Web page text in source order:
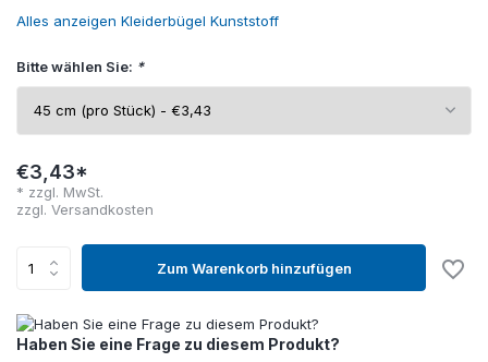
Alles anzeigen Kleiderbügel Kunststoff
Bitte wählen Sie: *
€3,43*
* zzgl. MwSt.
zzgl. Versandkosten
Zum Warenkorb hinzufügen
Haben Sie eine Frage zu diesem Produkt?